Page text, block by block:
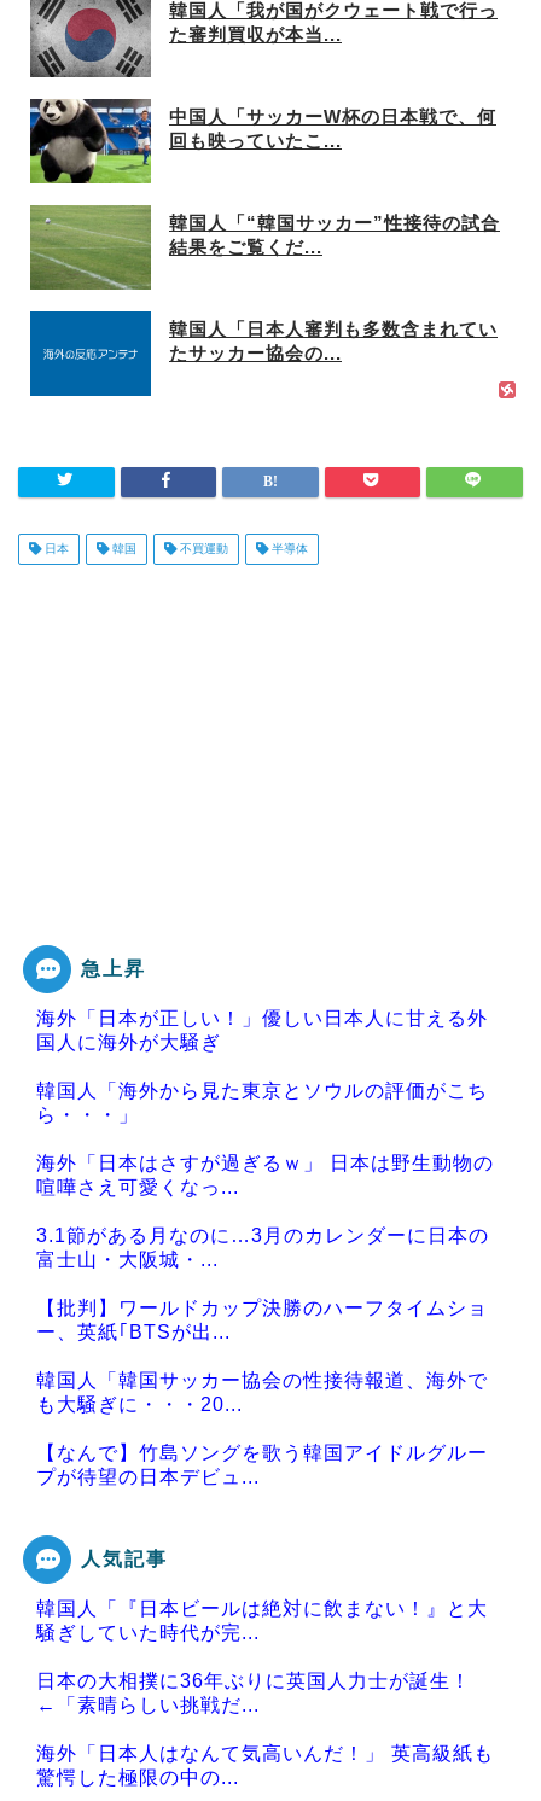
韓国人「我が国がクウェート戦で行っ
た審判買収が本当...
中国人「サッカーW杯の日本戦で、何
回も映っていたこ...
韓国人「“韓国サッカー”性接待の試合
結果をご覧くだ...
韓国人「日本人審判も多数含まれてい
たサッカー協会の...
日本 韓国 不買運動 半導体
急上昇
海外「日本が正しい！」優しい日本人に甘える外
国人に海外が大騒ぎ
韓国人「海外から見た東京とソウルの評価がこち
ら・・・」
海外「日本はさすが過ぎるｗ」 日本は野生動物の
喧嘩さえ可愛くなっ...
3.1節がある月なのに…3月のカレンダーに日本の
富士山・大阪城・...
【批判】ワールドカップ決勝のハーフタイムショ
ー、英紙｢BTSが出...
韓国人「韓国サッカー協会の性接待報道、海外で
も大騒ぎに・・・20...
【なんで】竹島ソングを歌う韓国アイドルグルー
プが待望の日本デビュ...
Powered by livedoor 相互RSS
人気記事
韓国人「『日本ビールは絶対に飲まない！』と大
騒ぎしていた時代が完...
日本の大相撲に36年ぶりに英国人力士が誕生！
←「素晴らしい挑戦だ...
海外「日本人はなんて気高いんだ！」 英高級紙も
驚愕した極限の中の...